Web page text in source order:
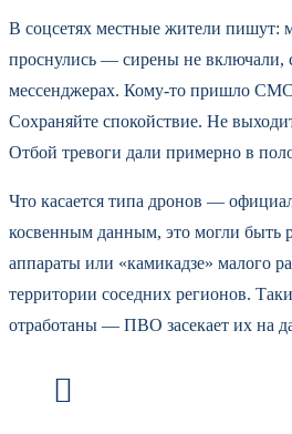
В соцсетях местные жители пишут:
проснулись — сирены не включали,
мессенджерах. Кому-то пришло
Сохраняйте спокойствие. Не
Отбой тревоги дали примерно в
Что касается типа дронов —
косвенным данным, это могли быть
аппараты или «камикадзе» малого
территории соседних регионов.
отработаны — ПВО засекает их на